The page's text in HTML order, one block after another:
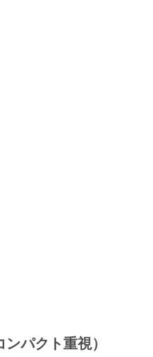
パクト重視）